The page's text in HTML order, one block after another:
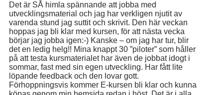
Det är SÅ himla spännande att jobba med
utvecklingsmaterial och jag har verkligen njutit av
varenda stund jag suttit och skrivit. Den här veckan
hoppas jag bli klar med kursen, för att nästa vecka
börjar jag jobba igen:-) Kanske – om jag har tur, blir
det en ledig helg!! Mina knappt 30 ”piloter” som håller
på att testa kursmaterialet har även de jobbat idogt i
sommar, fast med sin egen utveckling. Har fått lite
löpande feedback och den lovar gott.
Förhoppningsvis kommer E-kursen bli klar och kunna